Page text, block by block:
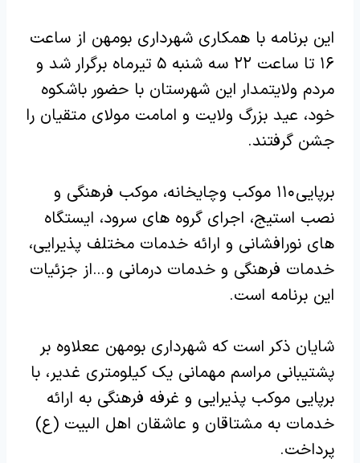
این برنامه با همکاری شهرداری بومهن از ساعت
۱۶ تا ساعت ۲۲ سه شنبه ۵ تیرماه برگرار شد و
مردم ولایتمدار این شهرستان با حضور باشکوه
خود، عید بزرگ ولایت و امامت مولای متقیان را
جشن گرفتند.
برپایی ۱۱۰ موکب و چایخانه، موکب فرهنگی و
نصب استیج، اجرای گروه های سرود، ایستگاه
های نورافشانی و ارائه خدمات مختلف پذیرایی،
خدمات فرهنگی و خدمات درمانی و …از جزئیات
این برنامه است.
شایان ذکر است که شهرداری بومهن ععلاوه بر
پشتیبانی مراسم مهمانی یک کیلومتری غدیر، با
برپایی موکب پذیرایی و غرفه فرهنگی به ارائه
خدمات به مشتاقان و عاشقان اهل البیت (ع)
پرداخت.